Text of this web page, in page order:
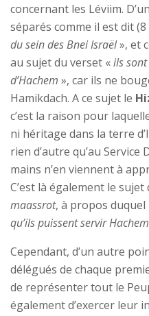
concernant les Léviim.
séparés comme il est dit (8
du sein des Bnei Israël», et
au sujet du verset «ils
d’Hachem », car ils ne
Hamikdach. A ce sujet le
c’est la raison pour
ni héritage dans la terre
rien d’autre qu’au
mains n’en viennent à
C’est là également le
maassrot, à propos duquel
qu’ils puissent servir
Cependant, d’un autre
délégués de chaque
de représenter tout le
également d’exercer leur